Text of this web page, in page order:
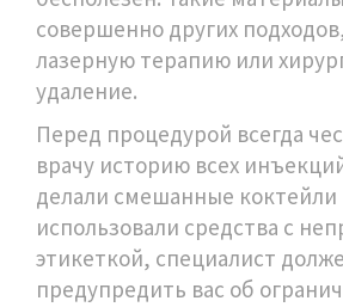
совершенно других
лазерную терапию или
удаление.
Перед процедурой всегда
врачу историю всех
делали смешанные коктейли
использовали средства с
этикеткой, специалист
предупредить вас об